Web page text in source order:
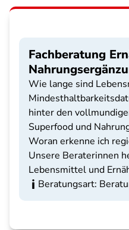
Fachberatung
Wie lange sind
hinter den
Superfood und
Woran erkenne ich
Unsere Beraterinnen
Lebensmittel und
Beratungsart: